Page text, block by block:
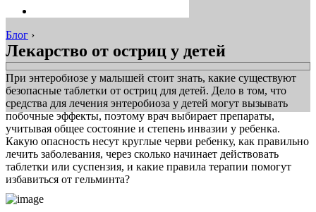
Блог ›
Лекарство от остриц у детей
При энтеробиозе у малышей стоит знать, какие существуют
безопасные таблетки от остриц для детей. Дело в том, что
средства для лечения энтеробиоза у детей могут вызывать
побочные эффекты, поэтому врач выбирает препараты,
учитывая общее состояние и степень инвазии у ребенка.
Какую опасность несут круглые черви ребенку, как правильно
лечить заболевания, через сколько начинает действовать
таблетки или суспензия, и какие правила терапии помогут
избавиться от гельминта?